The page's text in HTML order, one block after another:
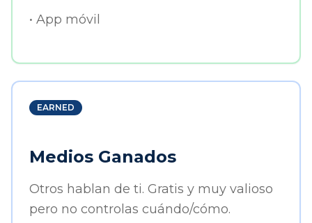
• App móvil
EARNED
Medios Ganados
Otros hablan de ti. Gratis y muy valioso
pero no controlas cuándo/cómo.